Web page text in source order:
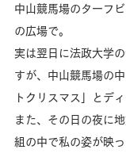
中山競馬場のターフ
の広場で。
実は翌日に法政大学
すが、中山競馬場の
トクリスマス」とデ
また、その日の夜に
組の中で私の姿が映